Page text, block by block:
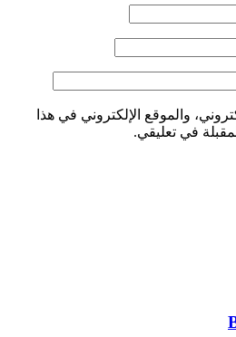
والموقع الإلكتروني في هذا
في تعليقي.